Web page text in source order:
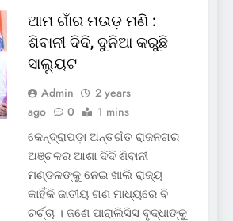
ଆମ ଗାଁର ମଉଡ଼ ମଣି :
ଶିବାନୀ ଦିଦି, ଦୁନିଆ କରୁଛି
ସାଲ୍ୟୁଟ
Admin
2 years
ago
0 1 mins
କେନ୍ଦ୍ରାପଡ଼ା ଅନ୍ତର୍ଗତ ରାଜନଗର
ଅଞ୍ଚଳର ଆଶା ଦିଦି ଶିବାନୀ
ମଣ୍ଡଳଙ୍କୁ ନେଇ ଖାଲି ରାଜ୍ୟ
କାହିଁକି ଜାତୀୟ ଗଣ ମାଧ୍ୟରେ ବି
ଚର୍ଚ୍ଚା । ଜଣେ ପାରାଲିସିସ ବୃଦ୍ଧାଙ୍କୁ